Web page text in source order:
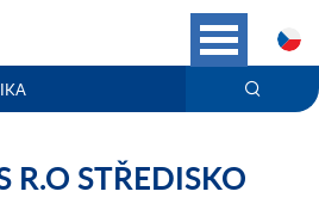
R.O STŘEDISKO